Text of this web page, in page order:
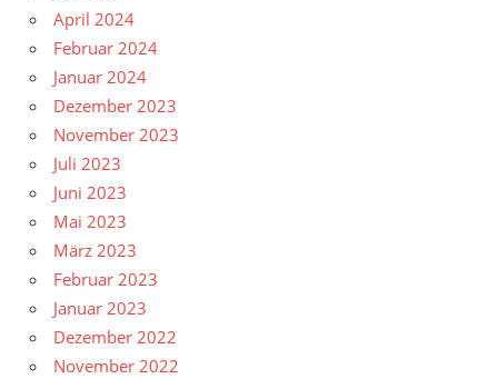
April 2024
Februar 2024
Januar 2024
Dezember 2023
November 2023
Juli 2023
Juni 2023
Mai 2023
März 2023
Februar 2023
Januar 2023
Dezember 2022
November 2022